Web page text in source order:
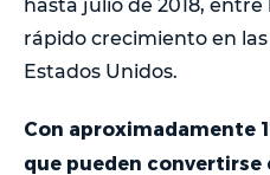
hasta julio de 2018,
rápido crecimiento en
Estados Unidos.
Con aproximadamente
que pueden convertirse